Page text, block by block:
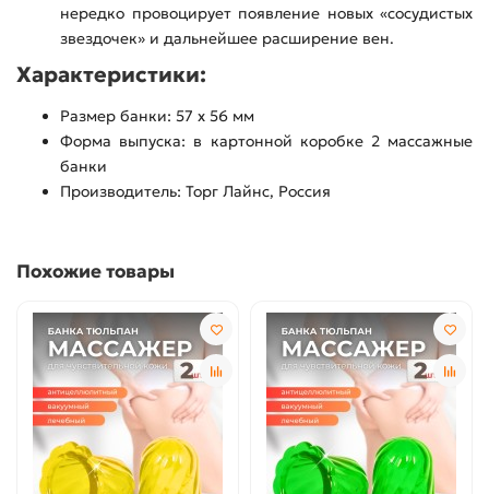
нередко провоцирует появление новых «сосудистых
звездочек» и дальнейшее расширение вен.
Характеристики:
Размер банки: 57 х 56 мм
Форма выпуска: в картонной коробке 2 массажные
банки
Производитель: Торг Лайнс, Россия
Похожие товары